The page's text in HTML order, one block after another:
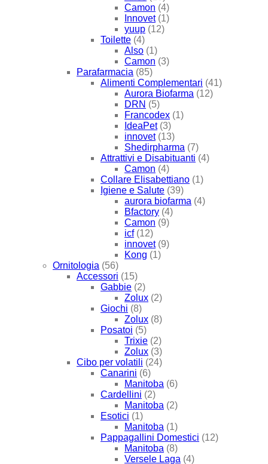
Camon (4)
Innovet (1)
yuup (12)
Toilette (4)
Also (1)
Camon (3)
Parafarmacia (85)
Alimenti Complementari (41)
Aurora Biofarma (12)
DRN (5)
Francodex (1)
IdeaPet (3)
innovet (13)
Shedirpharma (7)
Attrattivi e Disabituanti (4)
Camon (4)
Collare Elisabettiano (1)
Igiene e Salute (39)
aurora biofarma (4)
Bfactory (4)
Camon (9)
icf (12)
innovet (9)
Kong (1)
Ornitologia (56)
Accessori (15)
Gabbie (2)
Zolux (2)
Giochi (8)
Zolux (8)
Posatoi (5)
Trixie (2)
Zolux (3)
Cibo per volatili (24)
Canarini (6)
Manitoba (6)
Cardellini (2)
Manitoba (2)
Esotici (1)
Manitoba (1)
Pappagallini Domestici (12)
Manitoba (8)
Versele Laga (4)